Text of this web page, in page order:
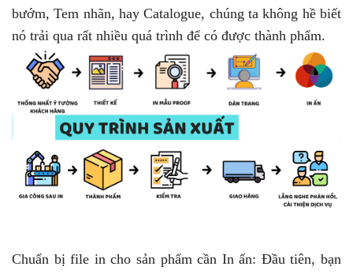
bướm, Tem nhãn, hay Catalogue, chúng ta không hề biết
nó trải qua rất nhiều quá trình để có được thành phẩm.
Chuẩn bị file in cho sản phẩm cần In ấn: Đầu tiên, bạn